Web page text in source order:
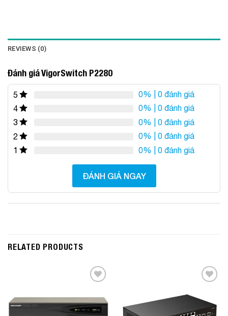
REVIEWS (0)
Đánh giá VigorSwitch P2280
5 0% | 0 đánh giá
4
0% | 0 đánh giá
3
0% | 0 đánh giá
2
0% | 0 đánh giá
1
0% | 0 đánh giá
ĐÁNH GIÁ NGAY
RELATED PRODUCTS
Wishlist
Wishlist